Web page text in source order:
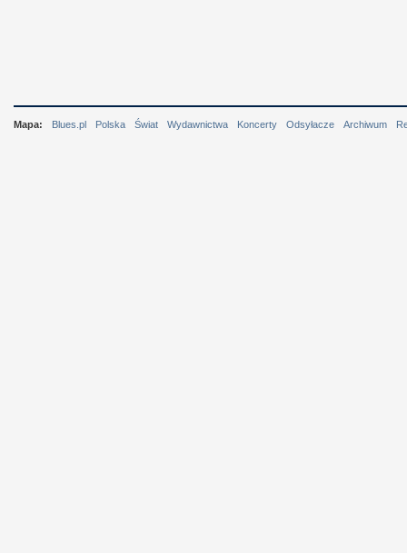
Mapa: Blues.pl Polska Świat Wydawnictwa Koncerty Odsyłacze Archiwum